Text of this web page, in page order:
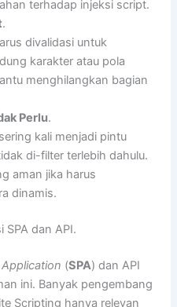
terhadap injeksi script.
.
divalidasi untuk
karakter atau pola
menghilangkan bagian
Perlu.
kali menjadi pintu
di-filter terlebih dahulu.
aman jika harus
dinamis.
SPA dan API.
(SPA) dan API
ini. Banyak pengembang
Scripting hanya relevan